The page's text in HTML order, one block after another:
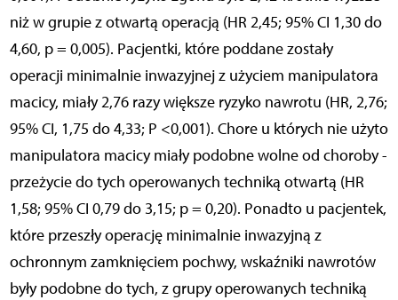
niż w grupie z otwartą operacją (HR 2,45; 95% CI 1,30 do
4,60, p = 0,005). Pacjentki, które poddane zostały
operacji minimalnie inwazyjnej z użyciem manipulatora
macicy, miały 2,76 razy większe ryzyko nawrotu (HR, 2,76;
95% CI, 1,75 do 4,33; P <0,001). Chore u których nie użyto
manipulatora macicy miały podobne wolne od choroby -
przeżycie do tych operowanych techniką otwartą (HR
1,58; 95% CI 0,79 do 3,15; p = 0,20). Ponadto u pacjentek,
które przeszły operację minimalnie inwazyjną z
ochronnym zamknięciem pochwy, wskaźniki nawrotów
były podobne do tych, z grupy operowanych techniką